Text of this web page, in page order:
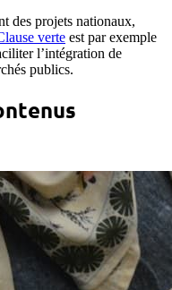
des projets nationaux,
verte est par exemple
l’intégration de
publics.